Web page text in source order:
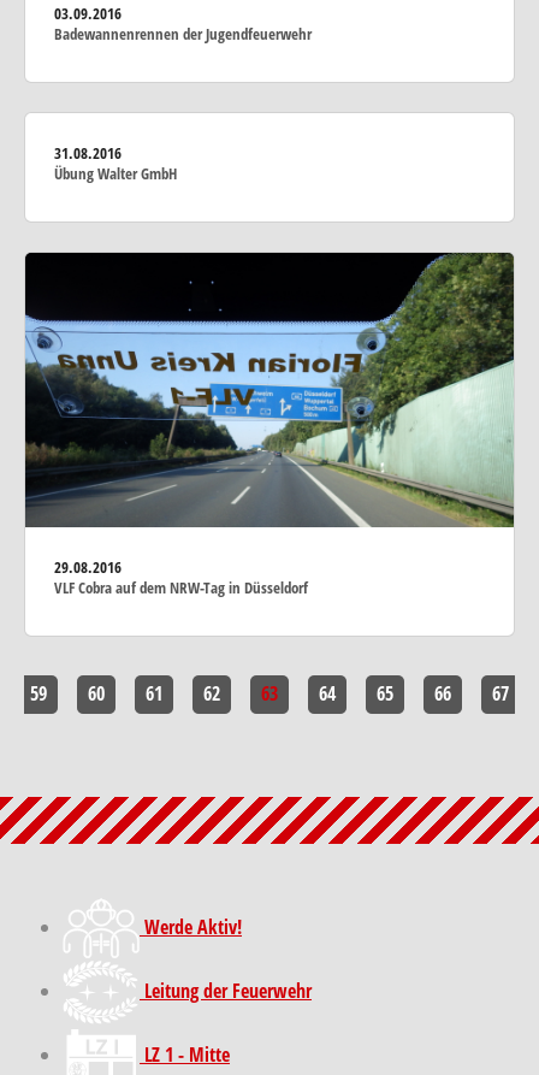
03.09.2016
Badewannenrennen der Jugendfeuerwehr
31.08.2016
Übung Walter GmbH
29.08.2016
VLF Cobra auf dem NRW-Tag in Düsseldorf
59 60 61 62 63 64 65 66 67
Werde Aktiv!
Leitung der Feuerwehr
LZ 1 - Mitte